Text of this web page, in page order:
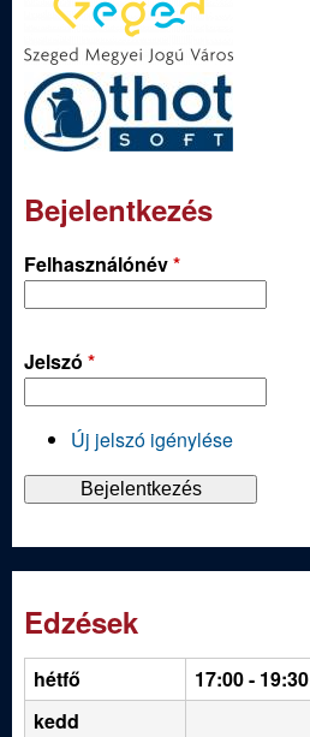
Bejelentkezés
Felhasználónév*
Jelszó *
Új jelszó igénylése
Edzések
hétfő 17:00 - 19:30
kedd